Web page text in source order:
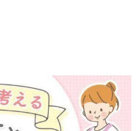
の感染症対策、知っておい